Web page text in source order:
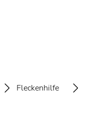
Fleckenhilfe